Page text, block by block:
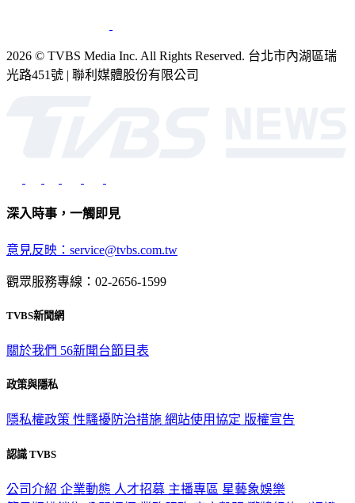
2026 © TVBS Media Inc. All Rights Reserved. 台北市內湖區瑞
光路451號 | 聯利媒體股份有限公司
深入時事，一觸即見
意見反映：service@tvbs.com.tw
觀眾服務專線：02-2656-1599
TVBS新聞網
關於我們 56新聞台節目表
政策與隱私
隱私權政策 性騷擾防治措施 網站使用協定 版權宣告
認識 TVBS
公司介紹 企業動態 人才招募 主播專區 星藝象娛樂